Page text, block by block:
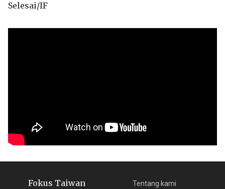
Selesai/IF
Fokus Taiwan Tentang kami